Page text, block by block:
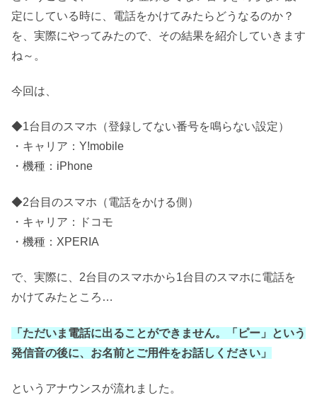
定にしている時に、電話をかけてみたらどうなるのか？
を、実際にやってみたので、その結果を紹介していきます
ね～。
今回は、
◆1台目のスマホ（登録してない番号を鳴らない設定）
・キャリア：Y!mobile
・機種：iPhone
◆2台目のスマホ（電話をかける側）
・キャリア：ドコモ
・機種：XPERIA
で、実際に、2台目のスマホから1台目のスマホに電話を
かけてみたところ…
「ただいま電話に出ることができません。「ピー」という
発信音の後に、お名前とご用件をお話しください」
というアナウンスが流れました。